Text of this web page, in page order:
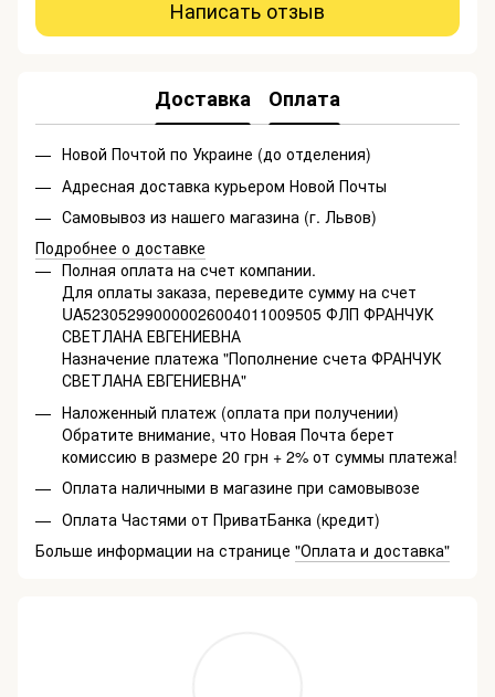
Написать отзыв
Доставка Оплата
Новой Почтой по Украине (до отделения)
Адресная доставка курьером Новой Почты
Самовывоз из нашего магазина (г. Львов)
Подробнее о доставке
Полная оплата на счет компании.
Для оплаты заказа, переведите сумму на счет
UA523052990000026004011009505 ФЛП ФРАНЧУК
СВЕТЛАНА ЕВГЕНИЕВНА
Назначение платежа "Пополнение счета ФРАНЧУК
СВЕТЛАНА ЕВГЕНИЕВНА"
Наложенный платеж (оплата при получении)
Обратите внимание, что Новая Почта берет
комиссию в размере 20 грн + 2% от суммы платежа!
Оплата наличными в магазине при самовывозе
Оплата Частями от ПриватБанка (кредит)
Больше информации на странице "Оплата и доставка"